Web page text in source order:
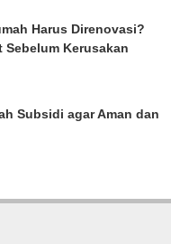
Harus Direnovasi?
Sebelum Kerusakan
Subsidi agar Aman dan